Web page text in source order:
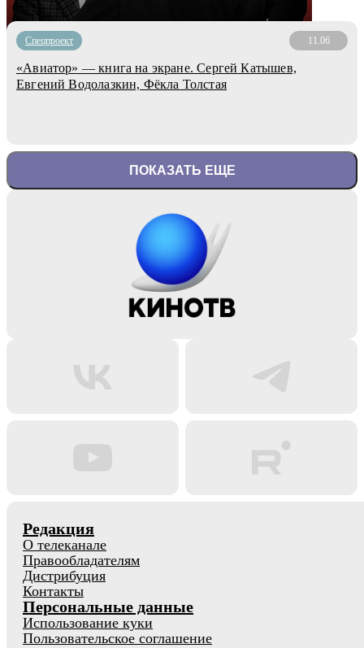
Спецпроект 11.06
«Авиатор» — книга на экране. Сергей Катышев,
Евгений Водолазкин, Фёкла Толстая
ПОКАЗАТЬ ЕЩЕ
Редакция
О телеканале
Правообладателям
Дистрибуция
Контакты
Персональные данные
Использование куки
Пользовательское соглашение